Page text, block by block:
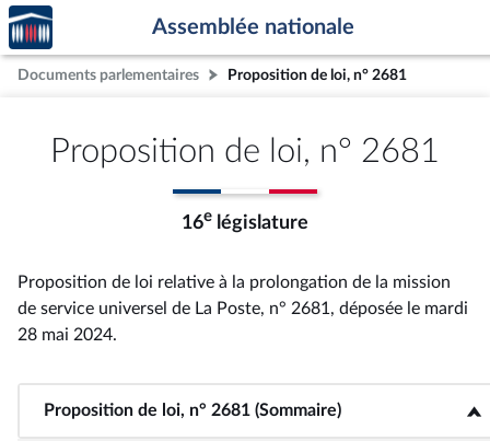
Aller au contenu
Aller en bas de la page
Accèder
à la
page
d'accueil
Assemblée nationale
Documents parlementaires Proposition de loi, n° 2681
Proposition de loi, n° 2681
16e législature
Proposition de loi relative à la prolongation de la mission
de service universel de La Poste, n° 2681 , déposée le mardi
28 mai 2024.
Proposition de loi, n° 2681 (Sommaire)
<b>Proposition de loi, n° 2681 (Sommaire)</b>